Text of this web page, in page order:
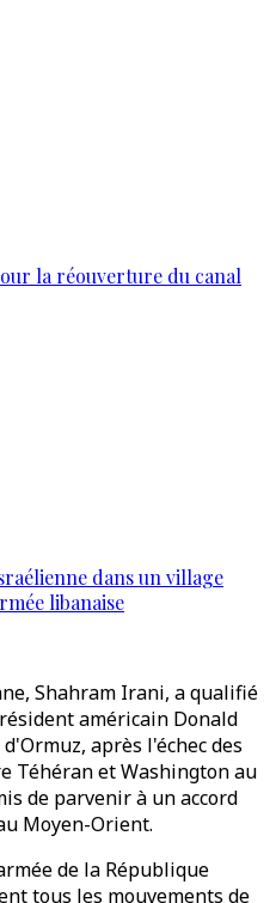
la réouverture du canal
dans un village
libanaise
Shahram Irani, a qualifié
américain Donald
après l'échec des
Téhéran et Washington au
de parvenir à un accord
Moyen-Orient.
de la République
tous les mouvements de